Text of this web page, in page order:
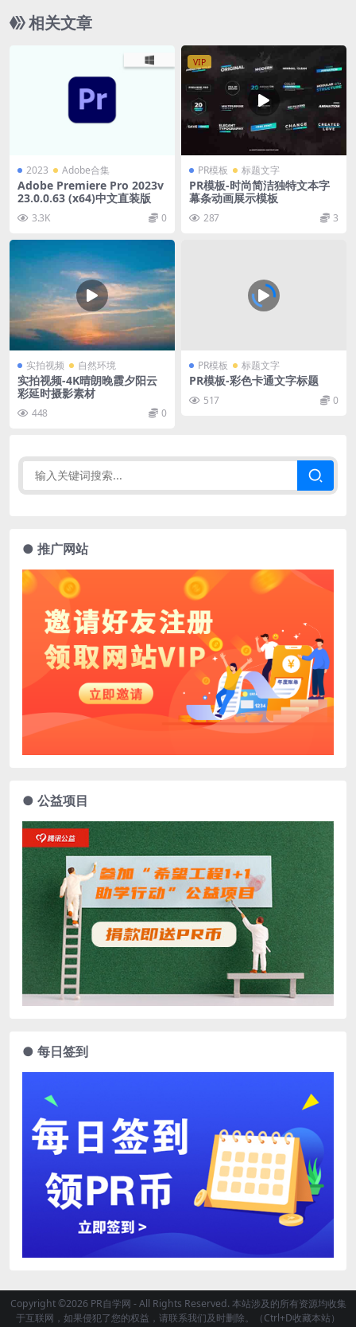
Transitions
相关文章
2023 Adobe合集
Adobe Premiere Pro 2023v
23.0.0.63 (x64)中文直装版
3.3K 0
VIP
PR模板 标题文字
PR模板-时尚简洁独特文本字
幕条动画展示模板
287 3
实拍视频 自然环境
实拍视频-4K晴朗晚霞夕阳云
彩延时摄影素材
448 0
PR模板 标题文字
PR模板-彩色卡通文字标题
517 0
● 推广网站
● 公益项目
● 每日签到
Copyright ©2026 PR自学网 - All Rights Reserved. 本站涉及的所有资源均收集
于互联网，如果侵犯了您的权益，请联系我们及时删除。（Ctrl+D收藏本站）